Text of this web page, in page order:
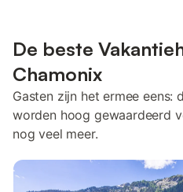
De beste
Chamonix
Gasten zijn het ermee eens:
worden hoog gewaardeerd
nog veel meer.